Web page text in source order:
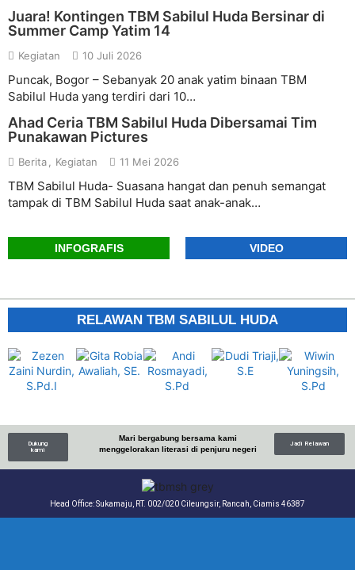
Juara! Kontingen TBM Sabilul Huda Bersinar di
Summer Camp Yatim 14
Kegiatan 10 Juli 2026
Puncak, Bogor – Sebanyak 20 anak yatim binaan TBM
Sabilul Huda yang terdiri dari 10…
Ahad Ceria TBM Sabilul Huda Dibersamai Tim
Punakawan Pictures
Berita Kegiatan 11 Mei 2026
TBM Sabilul Huda- Suasana hangat dan penuh semangat
tampak di TBM Sabilul Huda saat anak-anak…
INFOGRAFIS VIDEO
RELAWAN TBM SABILUL HUDA
Dukung
kami
Mari bergabung bersama kami
menggelorakan literasi di penjuru negeri
Jadi Relawan
Head Office: Sukamaju, RT. 002/020 Cileungsir, Rancah, Ciamis 46387